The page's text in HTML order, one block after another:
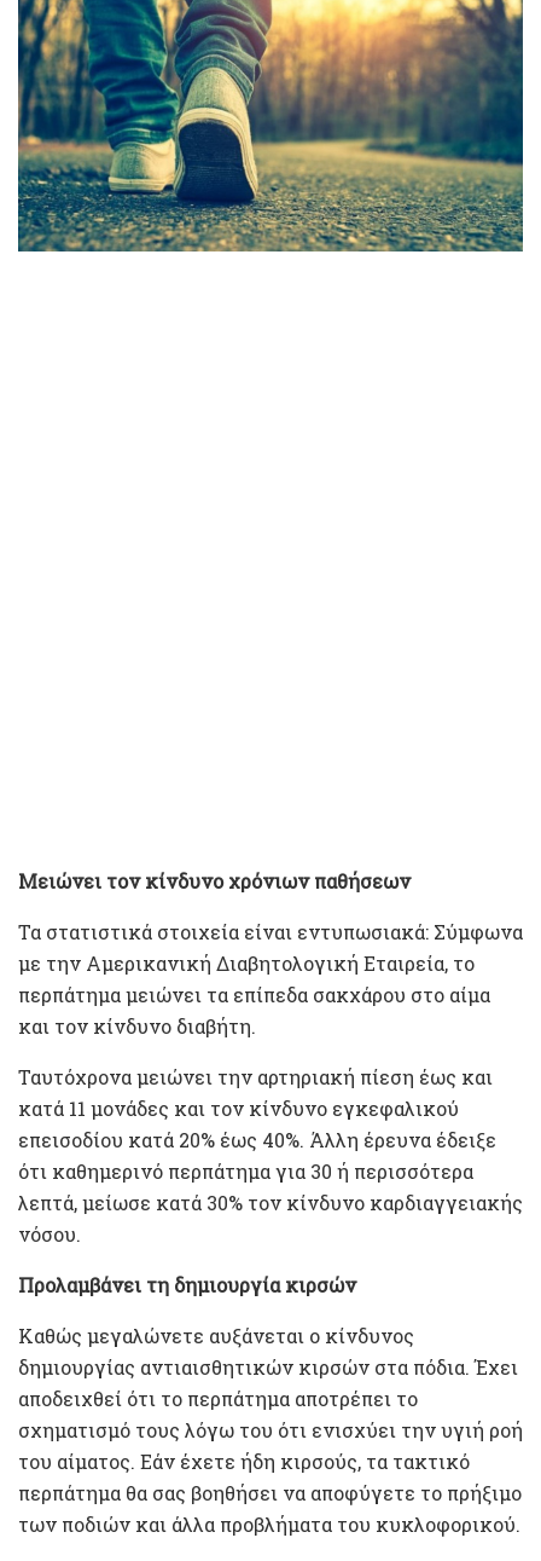
Μειώνει τον κίνδυνο χρόνιων παθήσεων
Τα στατιστικά στοιχεία είναι εντυπωσιακά: Σύμφωνα
με την Αμερικανική Διαβητολογική Εταιρεία, το
περπάτημα μειώνει τα επίπεδα σακχάρου στο αίμα
και τον κίνδυνο διαβήτη.
Ταυτόχρονα μειώνει την αρτηριακή πίεση έως και
κατά 11 μονάδες και τον κίνδυνο εγκεφαλικού
επεισοδίου κατά 20% έως 40%. Άλλη έρευνα έδειξε
ότι καθημερινό περπάτημα για 30 ή περισσότερα
λεπτά, μείωσε κατά 30% τον κίνδυνο καρδιαγγειακής
νόσου.
Προλαμβάνει τη δημιουργία κιρσών
Καθώς μεγαλώνετε αυξάνεται ο κίνδυνος
δημιουργίας αντιαισθητικών κιρσών στα πόδια. Έχει
αποδειχθεί ότι το περπάτημα αποτρέπει το
σχηματισμό τους λόγω του ότι ενισχύει την υγιή ροή
του αίματος. Εάν έχετε ήδη κιρσούς, τα τακτικό
περπάτημα θα σας βοηθήσει να αποφύγετε το πρήξιμο
των ποδιών και άλλα προβλήματα του κυκλοφορικού.